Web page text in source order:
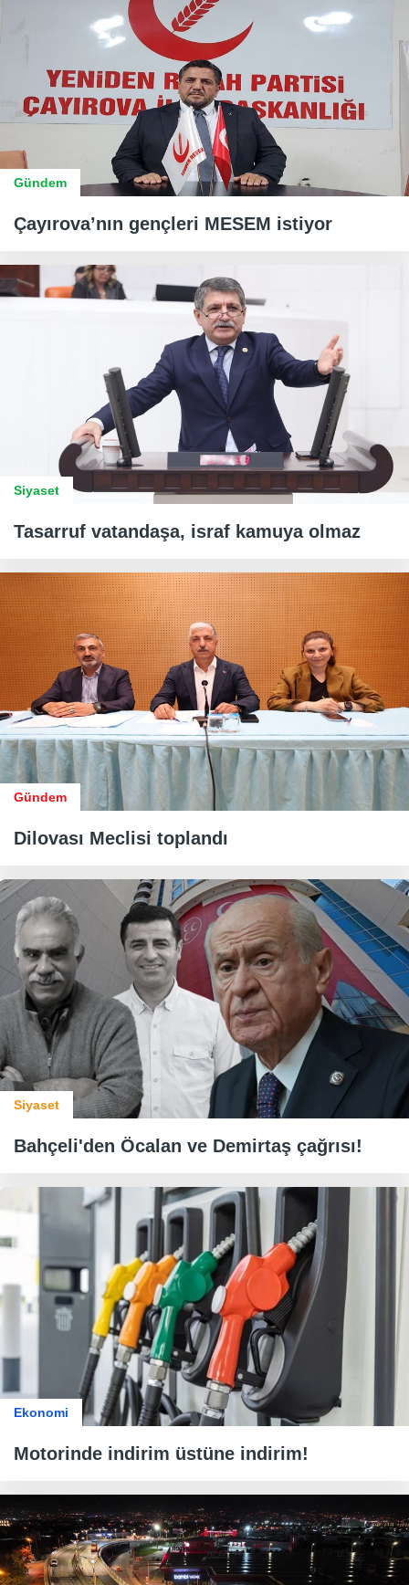
Gündem
Çayırova’nın gençleri MESEM istiyor
Siyaset
Tasarruf vatandaşa, israf kamuya olmaz
Gündem
Dilovası Meclisi toplandı
Siyaset
Bahçeli'den Öcalan ve Demirtaş çağrısı!
Ekonomi
Motorinde indirim üstüne indirim!